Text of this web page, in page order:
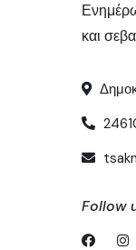
και
Follow